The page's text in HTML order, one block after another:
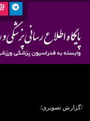
/گزارش تصویری/